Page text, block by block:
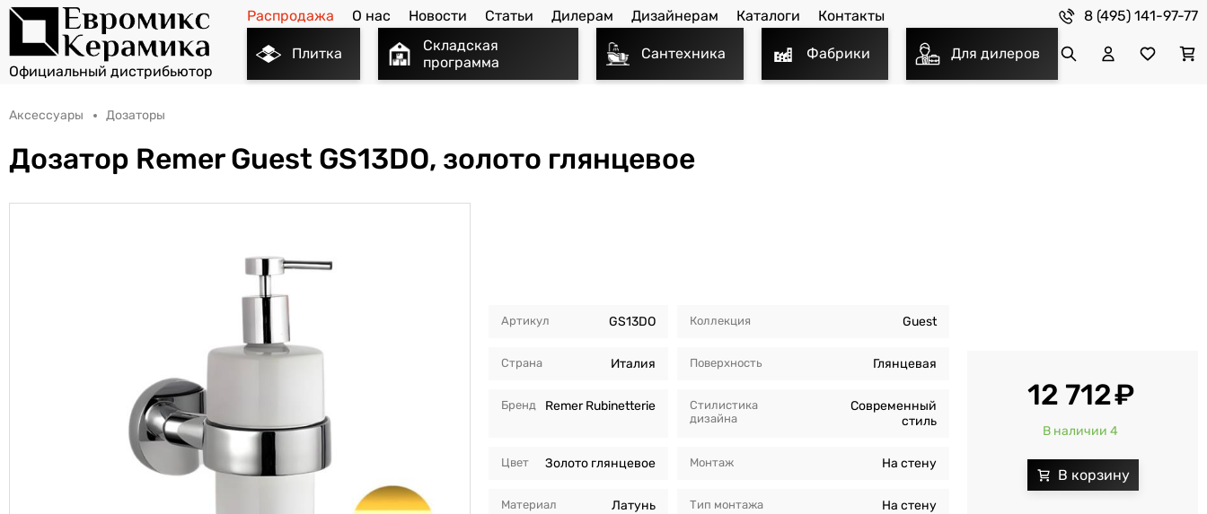
Распродажа О нас Новости Статьи Дилерам Дизайнерам Каталоги Контакты 8 (495) 141-97-77
Плитка
Складская
программа
Сантехника Фабрики Для дилеров
Аксессуары Дозаторы
Дозатор Remer Guest GS13DO, золото глянцевое
Артикул GS13DO
Страна Италия
Бренд Remer Rubinetterie
Цвет Золото глянцевое
Материал Латунь
Коллекция Guest
Поверхность Глянцевая
Стилистика
дизайна
Современный
стиль
Монтаж На стену
Тип монтажа На стену
12 712
В наличии 4